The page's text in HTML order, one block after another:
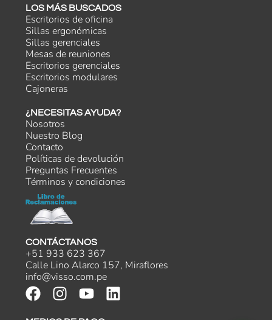
LOS MÁS BUSCADOS
Escritorios de oficina
Sillas ergonómicas
Sillas gerenciales
Mesas de reuniones
Escritorios gerenciales
Escritorios modulares
Cajoneras
¿NECESITAS AYUDA?
Nosotros
Nuestro Blog
Contacto
Políticas de devolución
Preguntas Frecuentes
Términos y condiciones
CONTÁCTANOS
+51 933 623 367
Calle Lino Alarco 157, Miraflores
info@visso.com.pe